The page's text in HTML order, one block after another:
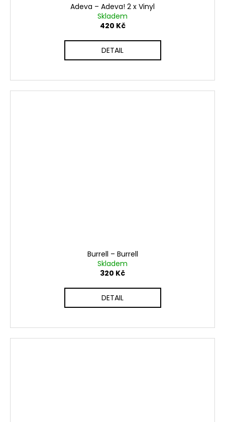
Adeva ‎– Adeva! 2 x Vinyl
Skladem
420 Kč
DETAIL
Burrell ‎– Burrell
Skladem
320 Kč
DETAIL